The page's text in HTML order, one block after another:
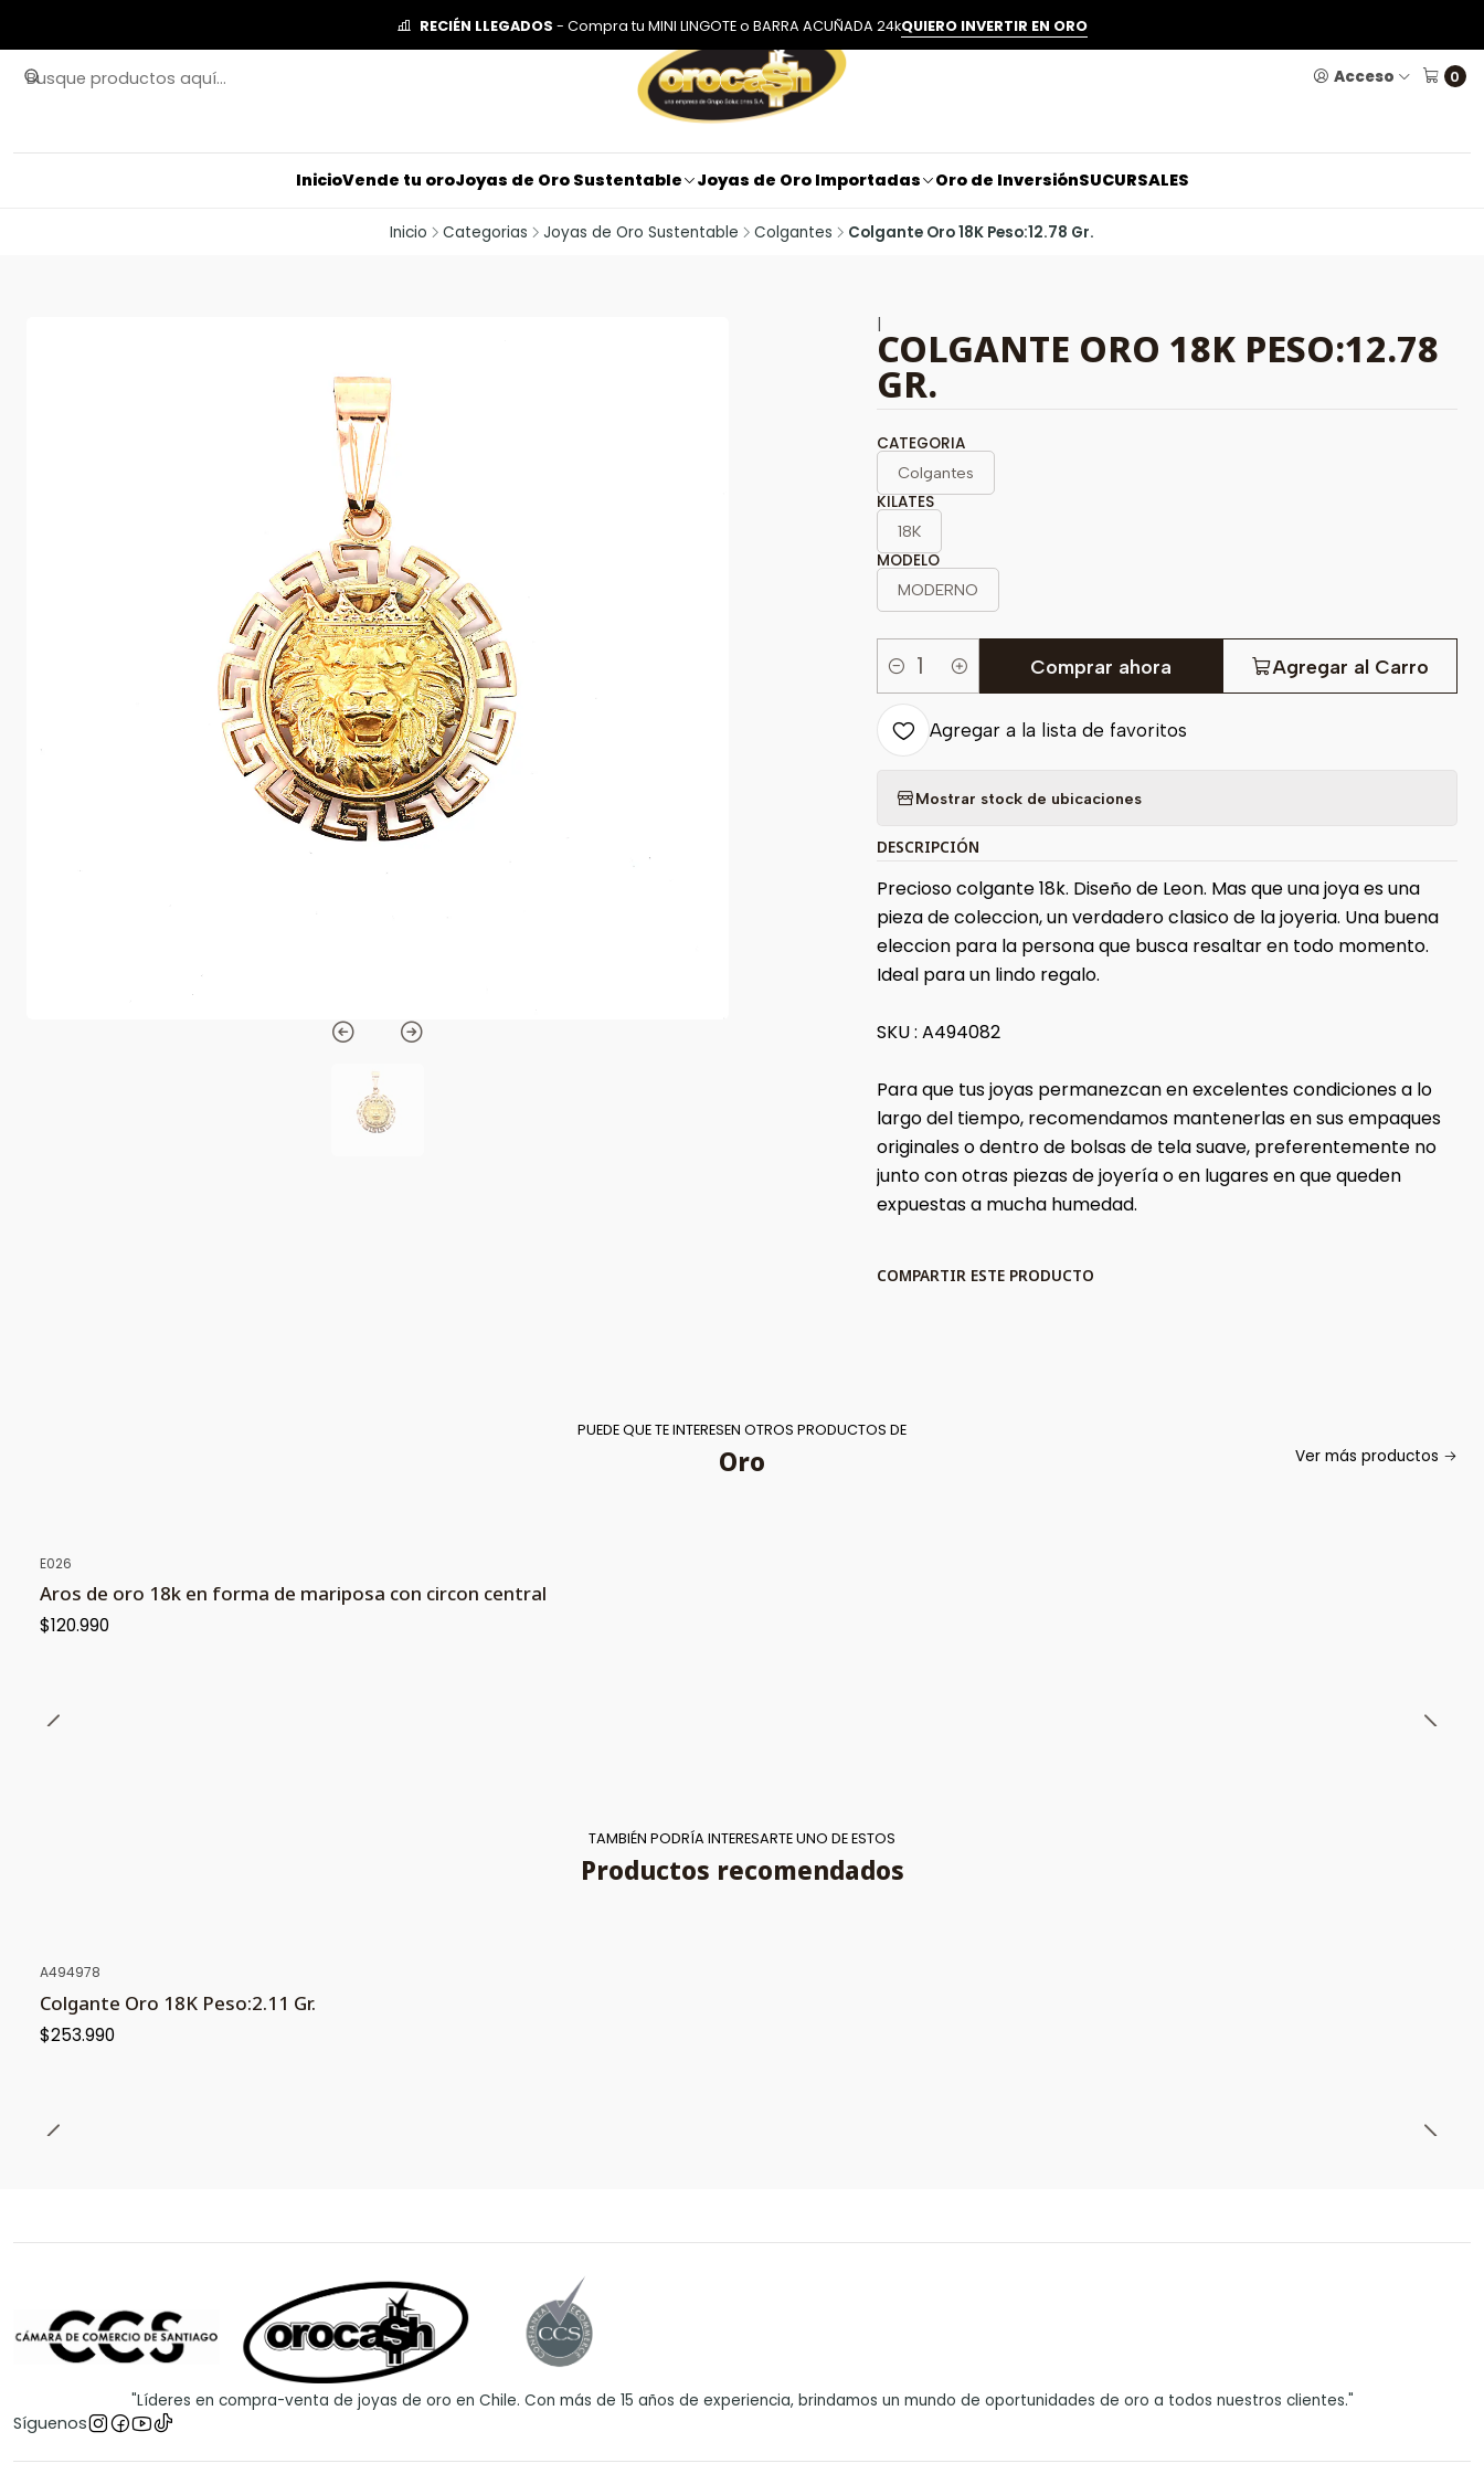
Acceso 0
InicioVende tu oroJoyas de Oro Sustentable Joyas de Oro Importadas Oro de InversiónSUCURSALES
RECIÉN LLEGADOS - Compra tu MINI LINGOTE o BARRA ACUÑADA 24kQUIERO INVERTIR EN ORO
Inicio Categorias Joyas de Oro Sustentable Colgantes Colgante Oro 18K Peso:12.78 Gr.
|
COLGANTE ORO 18K PESO:12.78
GR.
CATEGORIA
Colgantes
KILATES
18K
MODELO
MODERNO
Cantidad
Agregar al Carro
Comprar ahora
Agregar a la lista de favoritos
Mostrar stock de ubicaciones
DESCRIPCIÓN
Precioso colgante 18k. Diseño de Leon. Mas que una joya es una
pieza de coleccion, un verdadero clasico de la joyeria. Una buena
eleccion para la persona que busca resaltar en todo momento.
Ideal para un lindo regalo.
SKU : A494082
Para que tus joyas permanezcan en excelentes condiciones a lo
largo del tiempo, recomendamos mantenerlas en sus empaques
originales o dentro de bolsas de tela suave, preferentemente no
junto con otras piezas de joyería o en lugares en que queden
expuestas a mucha humedad.
COMPARTIR ESTE PRODUCTO
PUEDE QUE TE INTERESEN OTROS PRODUCTOS DE
Oro Ver más productos
E026
Aros de oro 18k en forma de mariposa con circon central
$120.990
TAMBIÉN PODRÍA INTERESARTE UNO DE ESTOS
Productos recomendados
A494978
Colgante Oro 18K Peso:2.11 Gr.
$253.990
"Líderes en compra-venta de joyas de oro en Chile. Con más de 15 años de experiencia, brindamos un mundo de oportunidades de oro a todos nuestros clientes."
Síguenos